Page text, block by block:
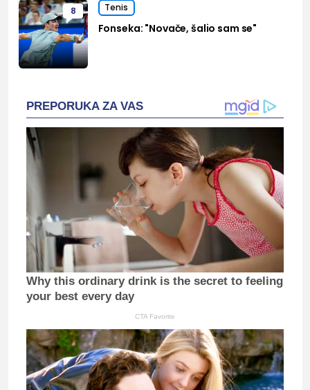
8 Tenis
Fonseka: "Novače, šalio sam se"
PREPORUKA ZA VAS
Why this ordinary drink is the secret to feeling
your best every day
CTA Favorite